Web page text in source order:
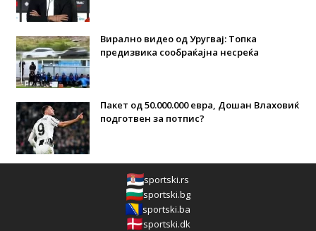
Вирално видео од Уругвај: Топка
предизвика сообраќајна несреќа
Пакет од 50.000.000 евра, Дошан Влаховиќ
подготвен за потпис?
sportski.rs
sportski.bg
sportski.ba
sportski.dk